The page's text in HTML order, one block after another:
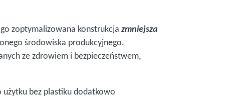
zoptymalizowana konstrukcjazmniejsza
środowiska produkcyjnego.
ze zdrowiem i bezpieczeństwem,
bez plastiku dodatkowo